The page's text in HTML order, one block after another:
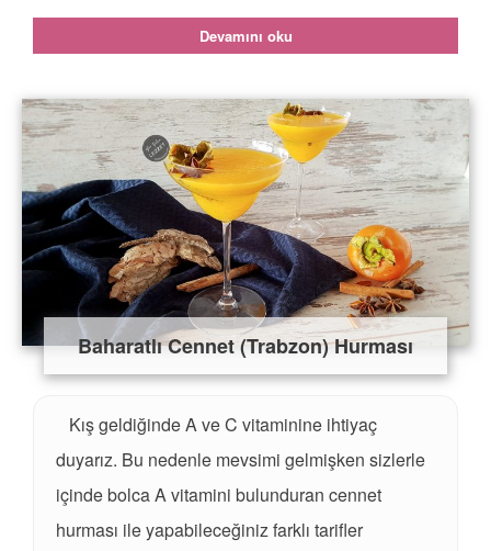
Devamını oku
Baharatlı Cennet (Trabzon) Hurması
Kış geldiğinde A ve C vitaminine ihtiyaç
duyarız. Bu nedenle mevsimi gelmişken sizlerle
içinde bolca A vitamini bulunduran cennet
hurması ile yapabileceğiniz farklı tarifler